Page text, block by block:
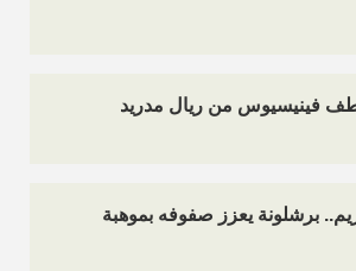
فينيسيوس من ريال مدريد
برشلونة يعزز صفوفه بموهبة